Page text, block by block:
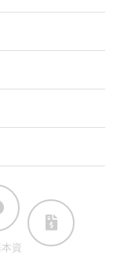
資